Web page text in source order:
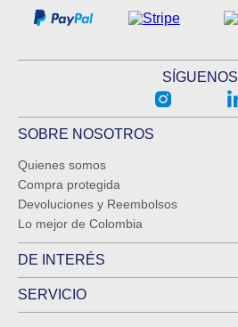
SÍGUENOS
SOBRE NOSOTROS
Quienes somos
Compra protegida
Devoluciones y Reembolsos
Lo mejor de Colombia
DE INTERÉS
SERVICIO